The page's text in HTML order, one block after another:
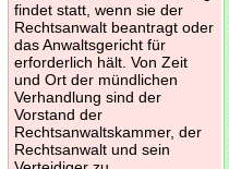
findet statt, wenn sie der
Rechtsanwalt beantragt oder
das Anwaltsgericht für
erforderlich hält. Von Zeit
und Ort der mündlichen
Verhandlung sind der
Vorstand der
Rechtsanwaltskammer, der
Rechtsanwalt und sein